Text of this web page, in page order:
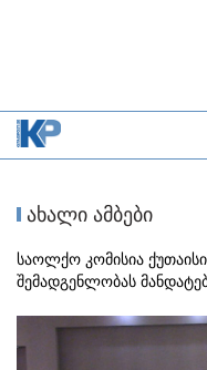
ახალი ამბები
საოლქო კომისია
შემადგენლობას